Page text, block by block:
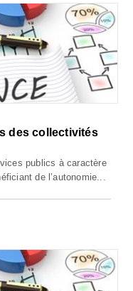
des collectivités
publics à caractère
de l’autonomie...